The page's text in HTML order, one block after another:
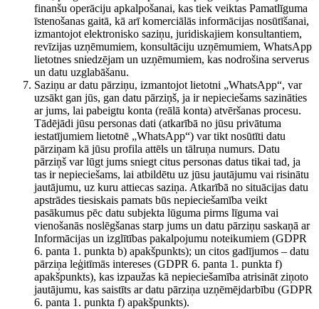
finanšu operāciju apkalpošanai, kas tiek veiktas Pamatlīguma
īstenošanas gaitā, kā arī komerciālās informācijas nosūtīšanai,
izmantojot elektronisko saziņu, juridiskajiem konsultantiem,
revīzijas uzņēmumiem, konsultāciju uzņēmumiem, WhatsApp
lietotnes sniedzējam un uzņēmumiem, kas nodrošina serverus
un datu uzglabāšanu.
Saziņu ar datu pārziņu, izmantojot lietotni „WhatsApp“, var
uzsākt gan jūs, gan datu pārziņš, ja ir nepieciešams sazināties
ar jums, lai pabeigtu konta (reālā konta) atvēršanas procesu.
Tādējādi jūsu personas dati (atkarībā no jūsu privātuma
iestatījumiem lietotnē „WhatsApp“) var tikt nosūtīti datu
pārziņam kā jūsu profila attēls un tālruņa numurs. Datu
pārziņš var lūgt jums sniegt citus personas datus tikai tad, ja
tas ir nepieciešams, lai atbildētu uz jūsu jautājumu vai risinātu
jautājumu, uz kuru attiecas saziņa. Atkarībā no situācijas datu
apstrādes tiesiskais pamats būs nepieciešamība veikt
pasākumus pēc datu subjekta lūguma pirms līguma vai
vienošanās noslēgšanas starp jums un datu pārziņu saskaņā ar
Informācijas un izglītības pakalpojumu noteikumiem (GDPR
6. panta 1. punkta b) apakšpunkts); un citos gadījumos – datu
pārziņa leģitīmās intereses (GDPR 6. panta 1. punkta f)
apakšpunkts), kas izpaužas kā nepieciešamība atrisināt ziņoto
jautājumu, kas saistīts ar datu pārziņa uzņēmējdarbību (GDPR
6. panta 1. punkta f) apakšpunkts).